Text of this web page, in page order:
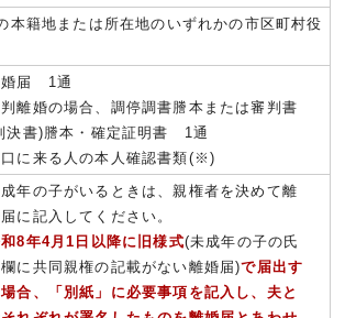
本籍地または所在地のいずれかの市区町村役
婚届 1通
離婚の場合、調停調書謄本または審判書
決書)謄本・確定証明書 1通
口に来る人の本人確認書類(※)
年の子がいるときは、親権者を決めて離
に記入してください。
8年4月1日以降に旧様式(未成年の子の氏
に共同親権の記載がない離婚届)で届出す
合、「別紙」に必要事項を記入し、夫と